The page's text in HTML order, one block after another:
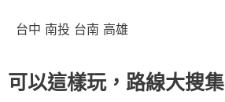
台中 南投 台南 高雄
可以這樣玩，路線大搜集